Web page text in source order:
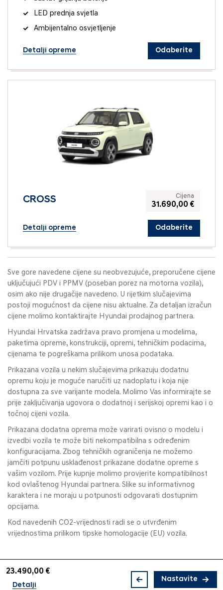
LED prednja svjetla
Ambijentalno osvjetljenje
Detalji opreme Odaberite
CROSS Cijena
31.690,00 €
Detalji opreme Odaberite
23.490,00 €
Detalji
Nastavite
Sve gore navedene cijene su neobvezujuće, preporučene cijene
uključujući PDV i PPMV (poseban porez na motorna vozila),
osim ako nije drugačije navedeno. U rijetkim slučajevima
postoji mogućnost da cijene nisu aktualne. Za detaljan izračun
cijene molimo kontaktirajte Hyundai prodajnog partnera.
Hyundai Hrvatska zadržava pravo promjena u modelima,
paketima opreme, konstrukciji, opremi, tehničkim podacima,
cijenama te pogreškama prilikom unosa podataka.
Prikazana vozila u nekim slučajevima prikazuju dodatnu
opremu koju je moguće naručiti uz nadoplatu i koja nije
dostupna za sve varijante modela. Molimo Vas informirajte se
prije zaključivanja ugovora o dodatnoj i serijskoj opremi kao i o
točnoj cijeni vozila.
Prikazana dodatna oprema može varirati ovisno o modelu i
izvedbi vozila te može biti nekompatibilna s određenim
konfiguracijama. Zbog tehničkih ograničenja ne možemo
jamčiti potpunu usklađenost prikazane dodatne opreme s
vašim vozilom. Prije kupnje molimo provjerite kompatibilnost
kod ovlaštenog Hyundai partnera. Slike su informativnog
karaktera i ne moraju u potpunosti odgovarati dostupnim
opcijama.
Kod navedenih CO2-vrijednosti radi se o utvrđenim
vrijednostima prilikom tipske homologacije (EU) vozila.